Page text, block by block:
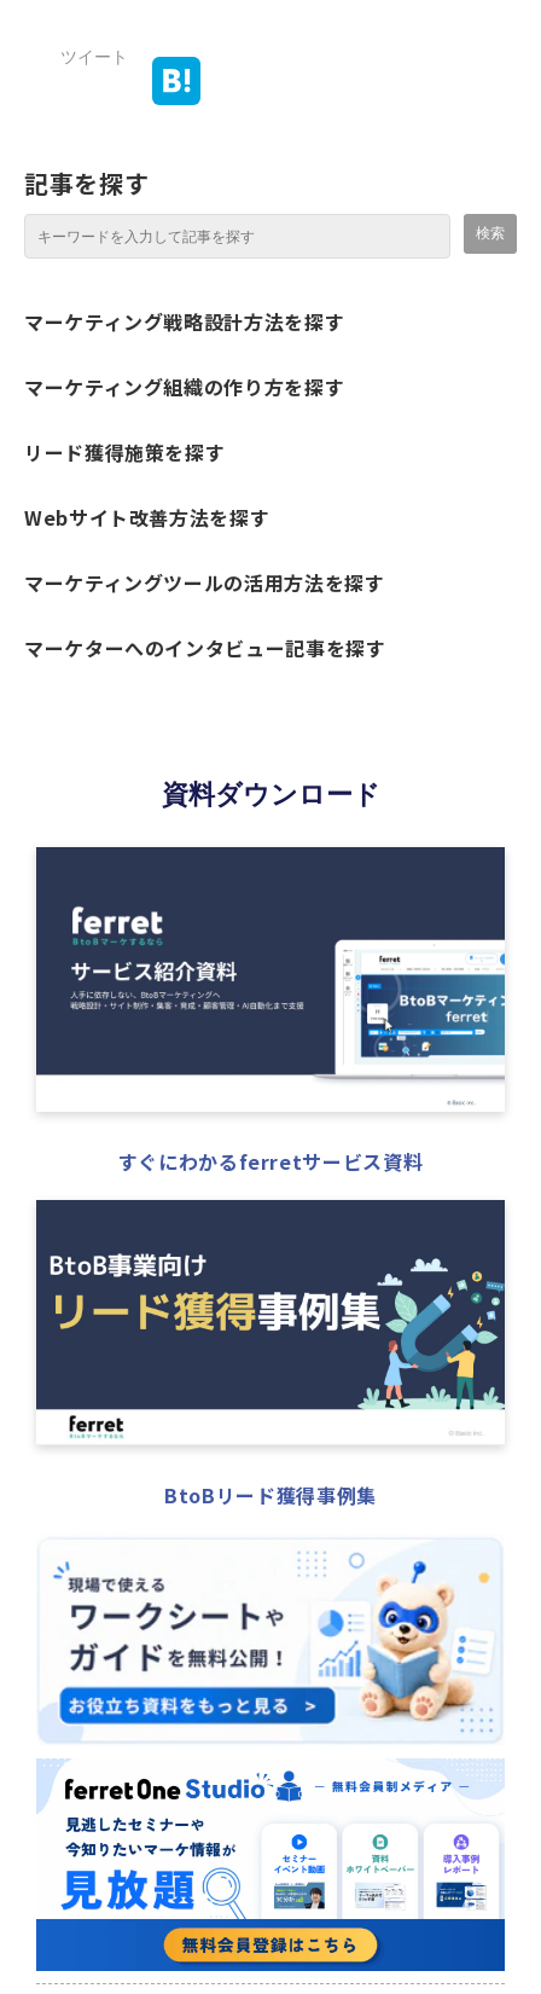
ツイート
記事を探す
マーケティング戦略設計方法を探す
マーケティング組織の作り方を探す
リード獲得施策を探す
Webサイト改善方法を探す
マーケティングツールの活用方法を探す
マーケターへのインタビュー記事を探す
資料ダウンロード
すぐにわかるferretサービス資料
BtoBリード獲得事例集